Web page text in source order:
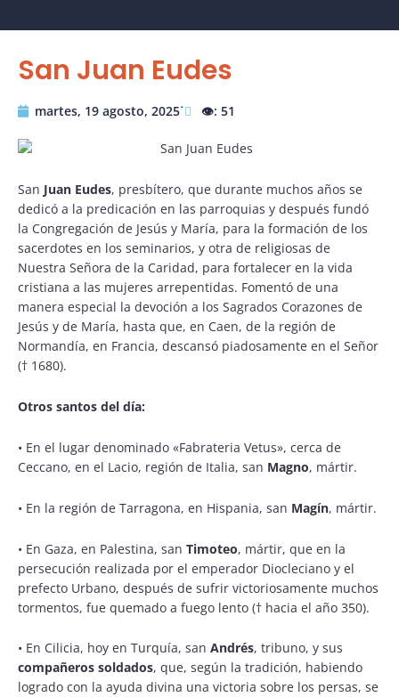
San Juan Eudes
martes, 19 agosto, 2025˙ 👁️: 51
San Juan Eudes, presbítero, que durante muchos años se
dedicó a la predicación en las parroquias y después fundó
la Congregación de Jesús y María, para la formación de los
sacerdotes en los seminarios, y otra de religiosas de
Nuestra Señora de la Caridad, para fortalecer en la vida
cristiana a las mujeres arrepentidas. Fomentó de una
manera especial la devoción a los Sagrados Corazones de
Jesús y de María, hasta que, en Caen, de la región de
Normandía, en Francia, descansó piadosamente en el Señor
(† 1680).
Otros santos del día:
• En el lugar denominado «Fabrateria Vetus», cerca de
Ceccano, en el Lacio, región de Italia, san Magno, mártir.
• En la región de Tarragona, en Hispania, san Magín, mártir.
• En Gaza, en Palestina, san Timoteo, mártir, que en la
persecución realizada por el emperador Diocleciano y el
prefecto Urbano, después de sufrir victoriosamente muchos
tormentos, fue quemado a fuego lento († hacia el año 350).
• En Cilicia, hoy en Turquía, san Andrés, tribuno, y sus
compañeros soldados, que, según la tradición, habiendo
logrado con la ayuda divina una victoria sobre los persas, se